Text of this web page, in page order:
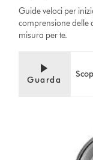
Guide veloci per
comprensione delle
misura per te.
Guarda